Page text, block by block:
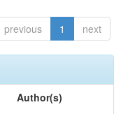
previous 1 next
Author(s)